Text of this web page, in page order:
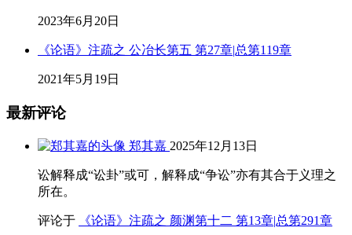
2023年6月20日
《论语》注疏之 公冶长第五 第27章|总第119章
2021年5月19日
最新评论
郑其嘉 2025年12月13日
讼解释成“讼卦”或可，解释成“争讼”亦有其合于义理之
所在。
评论于 《论语》注疏之 颜渊第十二 第13章|总第291章